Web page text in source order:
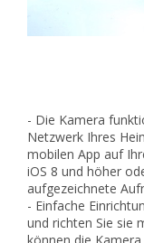
- Die Kamera
Netzwerk Ihres
mobilen App auf
iOS 8 und höher
aufgezeichnete
- Einfache
und richten Sie sie